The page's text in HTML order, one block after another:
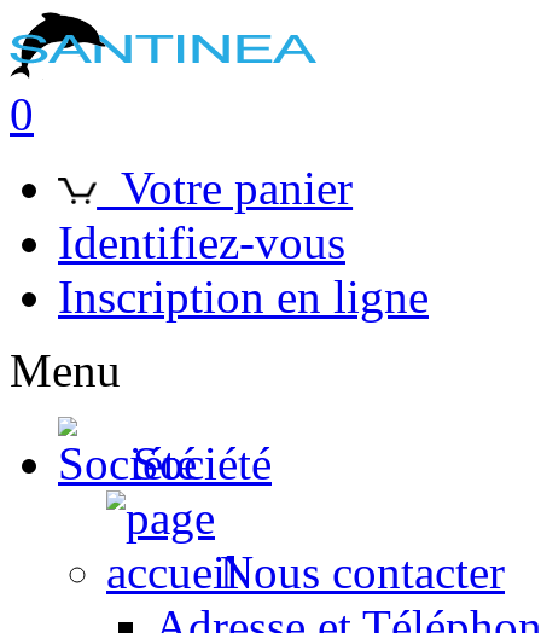
0
Votre panier
Identifiez-vous
Inscription en ligne
Menu
Société
Nous contacter